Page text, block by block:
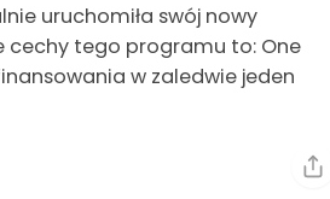
uruchomiła swój nowy
cechy tego programu to: One
w zaledwie jeden